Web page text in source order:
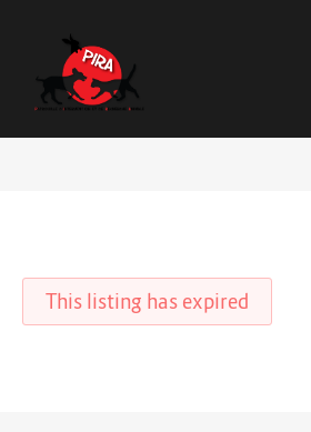
This listing has expired